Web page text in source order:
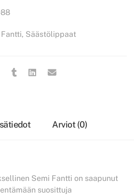
, Säästölippaat
Arviot (0)
Semi Fantti on saapunut
suosittuja